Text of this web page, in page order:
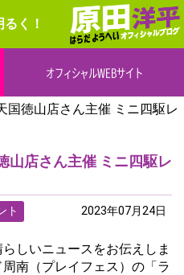
く！
オフィシャルWEBサイト
国徳山店さん主催 ミニ四駆レ
山店さん主催 ミニ四駆レ
ト 2023年07月24日
しいニュースをお伝えしま
南（プレイフェス）の「ラ